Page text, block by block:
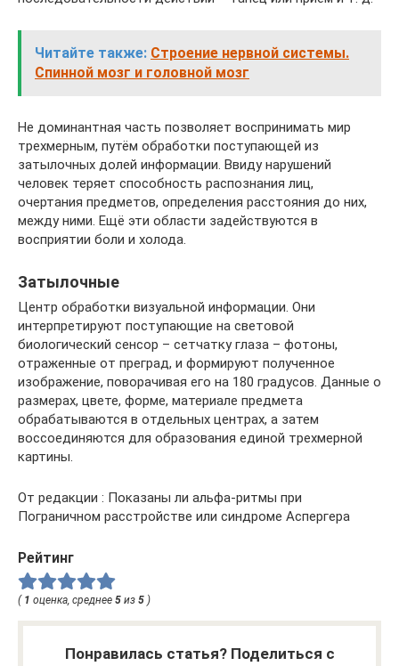
Читайте также: Строение нервной системы.
Спинной мозг и головной мозг
Не доминантная часть позволяет воспринимать мир
трехмерным, путём обработки поступающей из
затылочных долей информации. Ввиду нарушений
человек теряет способность распознания лиц,
очертания предметов, определения расстояния до них,
между ними. Ещё эти области задействуются в
восприятии боли и холода.
Затылочные
Центр обработки визуальной информации. Они
интерпретируют поступающие на световой
биологический сенсор – сетчатку глаза – фотоны,
отраженные от преград, и формируют полученное
изображение, поворачивая его на 180 градусов. Данные о
размерах, цвете, форме, материале предмета
обрабатываются в отдельных центрах, а затем
воссоединяются для образования единой трехмерной
картины.
От редакции : Показаны ли альфа-ритмы при
Пограничном расстройстве или синдроме Аспергера
Рейтинг
( 1 оценка, среднее 5 из 5 )
Понравилась статья? Поделиться с